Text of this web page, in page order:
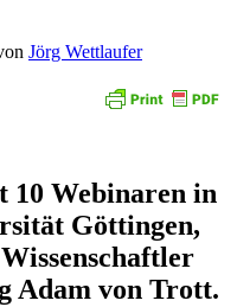
Jörg Wettlaufer
Webinaren in
Göttingen,
Adam von Trott.